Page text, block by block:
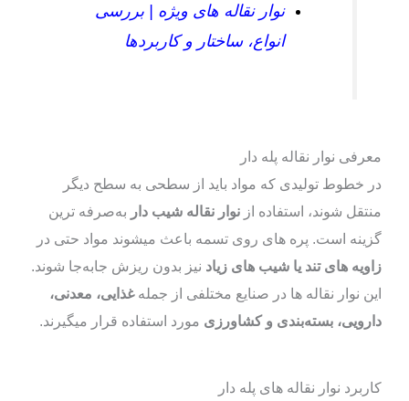
نوار نقاله‌ های ویژه | بررسی
انواع، ساختار و کاربردها
معرفی نوار نقاله پله‌ دار
در خطوط تولیدی که مواد باید از سطحی به سطح دیگر
منتقل شوند، استفاده از نوار نقاله شیب‌ دار به‌صرفه‌ ترین
گزینه است. پره‌ های روی تسمه باعث میشوند مواد حتی در
زاویه‌ های تند یا شیب‌ های زیاد نیز بدون ریزش جابه‌جا شوند.
این نوار نقاله‌ ها در صنایع مختلفی از جملهغذایی، معدنی،
دارویی، بسته‌بندی و کشاورزی مورد استفاده قرار میگیرند.
کاربرد نوار نقاله های پله‌ دار